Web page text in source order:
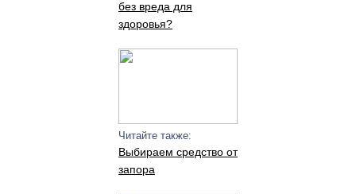
без вреда для
здоровья?
Читайте также:
Выбираем средство от
запора